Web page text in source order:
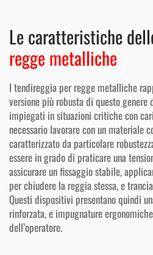
Le caratteristiche
regge metalliche
I tendireggia per regge metalliche
versione più robusta di questo
impiegati in situazioni critiche con
necessario lavorare con un materiale
caratterizzato da particolare
essere in grado di praticare una
assicurare un fissaggio stabile,
per chiudere la reggia stessa, e
Questi dispositivi presentano quindi
rinforzata, e impugnature
dell’operatore.